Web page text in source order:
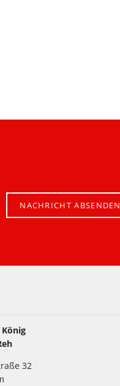
NACHRICHT ABSENDEN
32